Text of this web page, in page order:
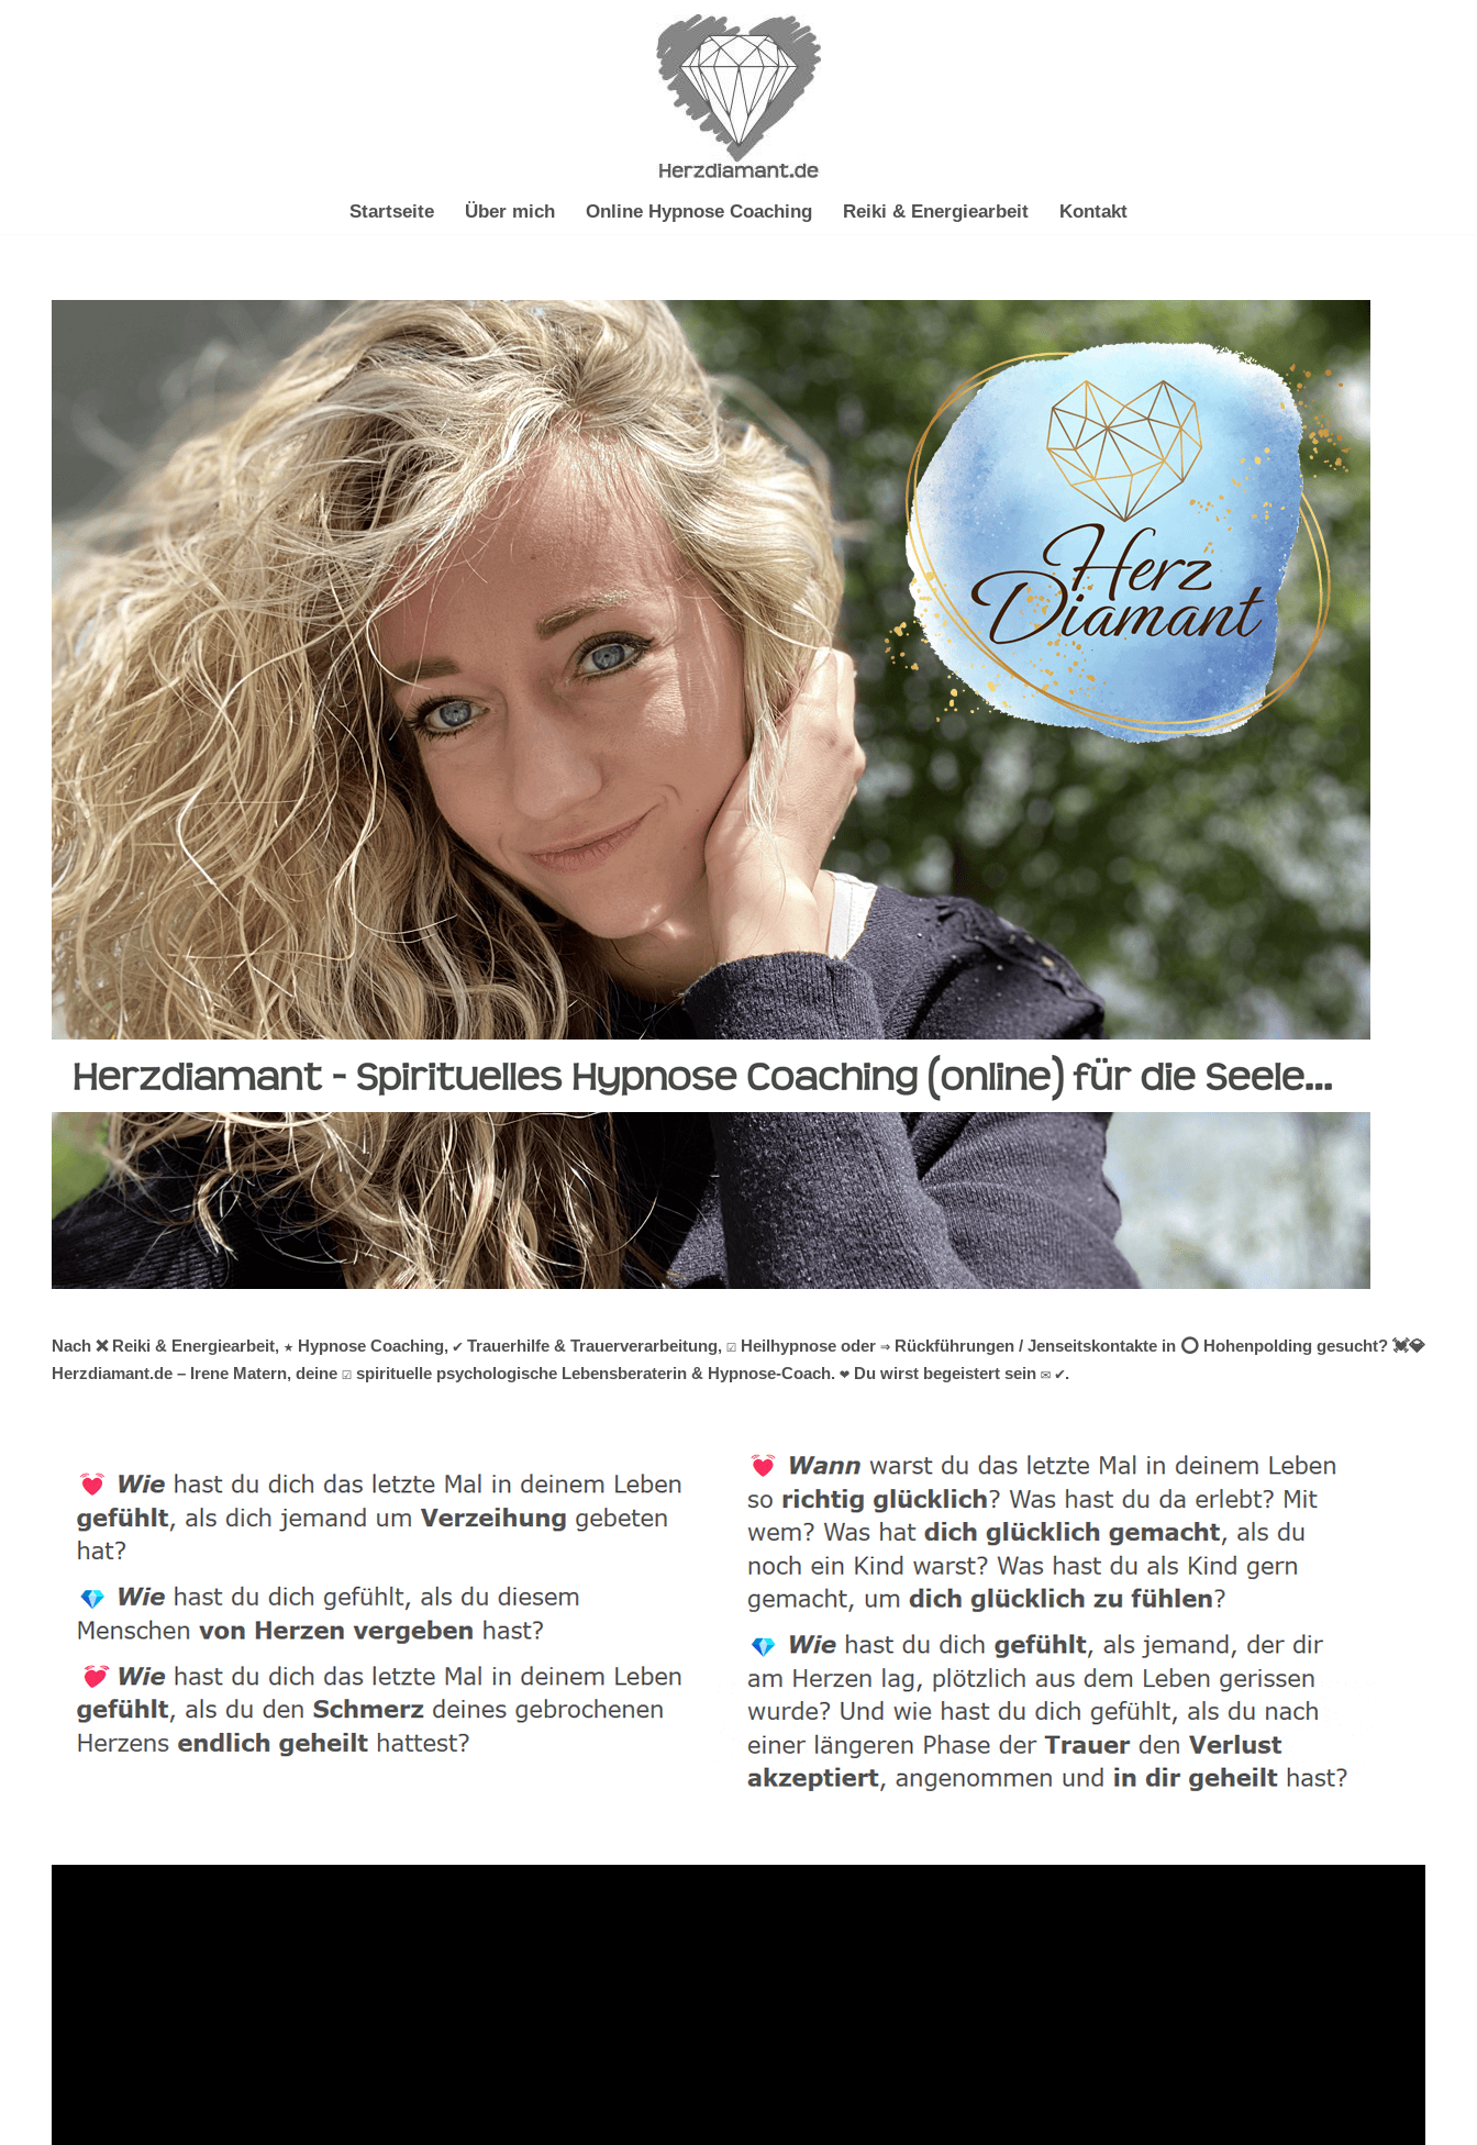
Startseite Über mich Online Hypnose Coaching Reiki & Energiearbeit Kontakt
Nach ❌ Reiki & Energiearbeit, ★ Hypnose Coaching, ✔️ Trauerhilfe & Trauerverarbeitung, ☑️ Heilhypnose oder ⇒ Rückführungen / Jenseitskontakte in ⭕ Hohenpolding gesucht? 💓️💎
Herzdiamant.de – Irene Matern, deine ☑️ spirituelle psychologische Lebensberaterin & Hypnose-Coach. ❤ Du wirst begeistert sein ✉ ✔.